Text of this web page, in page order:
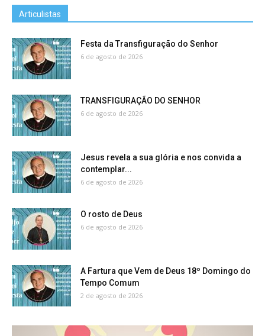
Articulistas
Festa da Transfiguração do Senhor
6 de agosto de 2026
TRANSFIGURAÇÃO DO SENHOR
6 de agosto de 2026
Jesus revela a sua glória e nos convida a
contemplar...
6 de agosto de 2026
O rosto de Deus
6 de agosto de 2026
A Fartura que Vem de Deus 18º Domingo do
Tempo Comum
2 de agosto de 2026